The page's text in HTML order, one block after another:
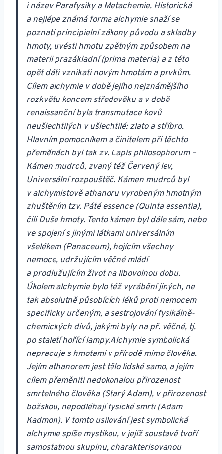
i název Parafysiky a Metachemie. Historická
a nejlépe známá forma alchymie snaží se
poznati principielní zákony původu a skladby
hmoty, uvésti hmotu zpětným způsobem na
materii prazákladní (prima materia) a z této
opět dáti vznikati novým hmotám a prvkům.
Cílem alchymie v době jejího nejznámějšího
rozkvětu koncem středověku a v době
renaissanční byla transmutace kovů
neušlechtilých v ušlechtilé: zlato a stříbro.
Hlavním pomocníkem a činitelem při těchto
přeměnách byl tak zv. Lapis philosophorum –
Kámen mudrců, zvaný též Červený lev,
Universální rozpouštěč. Kámen mudrců byl
v alchymistově athanoru vyrobeným hmotným
zhuštěním tzv. Páté essence (Quinta essentia),
čili Duše hmoty. Tento kámen byl dále sám, nebo
ve spojení s jinými látkami universálním
všelékem (Panaceum), hojícím všechny
nemoce, udržujícím věčné mládí
a prodlužujícím život na libovolnou dobu.
Úkolem alchymie bylo též vyrábění jiných, ne
tak absolutně působících léků proti nemocem
specificky určeným, a sestrojování fysikálně-
chemických divů, jakými byly na př. věčné, tj.
po staletí hořící lampy.Alchymie symbolická
nepracuje s hmotami v přírodě mimo člověka.
Jejím athanorem jest tělo lidské samo, a jejím
cílem přeměniti nedokonalou přirozenost
smrtelného člověka (Starý Adam), v přirozenost
božskou, nepodléhají fysické smrti (Adam
Kadmon). V tomto usilování jest symbolická
alchymie spíše mystikou, v jejíž soustavě tvoří
samostatnou skupinu, charakterisovanou